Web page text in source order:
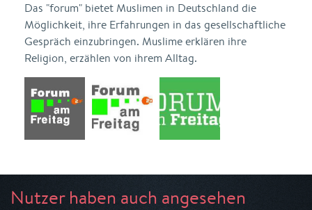
Das "forum" bietet Muslimen in Deutschland die
Möglichkeit, ihre Erfahrungen in das gesellschaftliche
Gespräch einzubringen. Muslime erklären ihre
Religion, erzählen von ihrem Alltag.
Nutzer haben auch angesehen